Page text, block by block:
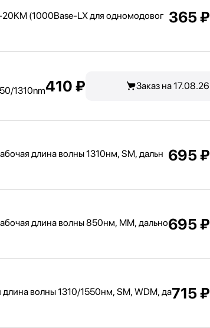
(1000Base-LX для одномодовог 365 ₽
1310nm410 ₽ Заказ на 17.08.26
длина волны 1310нм, SM, дальн 695 ₽
длина волны 850нм, MM, дально695 ₽
длина волны 1310/1550нм, SM, WDM, да715 ₽